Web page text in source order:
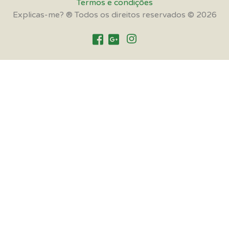
Termos e condições
Explicas-me? ® Todos os direitos reservados © 2026